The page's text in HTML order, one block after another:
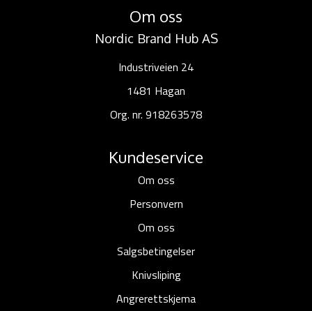
Om oss
Nordic Brand Hub AS
Industriveien 24
1481 Hagan
Org. nr. 918263578
Kundeservice
Om oss
Personvern
Om oss
Salgsbetingelser
Knivsliping
Angrerettskjema